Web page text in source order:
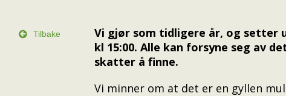
 Tilbake
Vi gjør som tidligere år, og setter
kl 15:00. Alle kan forsyne seg av
skatter å finne.
Vi minner om at det er en gyllen